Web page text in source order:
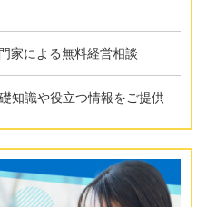
家による無料経営相談
知識や役立つ情報をご提供